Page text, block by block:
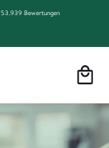
53.939 Bewertungen